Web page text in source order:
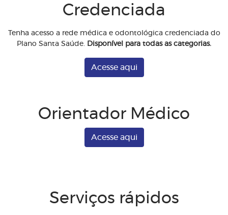
Credenciada
Tenha acesso a rede médica e odontológica credenciada do
Plano Santa Saúde. Disponível para todas as categorias.
Acesse aqui
Orientador Médico
Acesse aqui
Serviços rápidos